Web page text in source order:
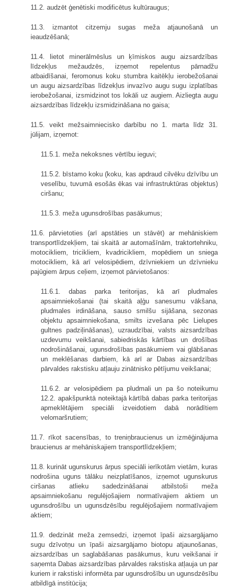
11.2. audzēt ģenētiski modificētus kultūraugus;
11.3. izmantot citzemju sugas meža atjaunošanā un
ieaudzēšanā;
11.4. lietot minerālmēslus un ķīmiskos augu aizsardzības
līdzekļus mežaudzēs, izņemot repelentus pārnadžu
atbaidīšanai, feromonus koku stumbra kaitēkļu ierobežošanai
un augu aizsardzības līdzekļus invazīvo augu sugu izplatības
ierobežošanai, izsmidzinot tos lokāli uz augiem. Aizliegta augu
aizsardzības līdzekļu izsmidzināšana no gaisa;
11.5. veikt mežsaimniecisko darbību no 1. marta līdz 31.
jūlijam, izņemot:
11.5.1. meža nekoksnes vērtību ieguvi;
11.5.2. bīstamo koku (koku, kas apdraud cilvēku dzīvību un
veselību, tuvumā esošās ēkas vai infrastruktūras objektus)
ciršanu;
11.5.3. meža ugunsdrošības pasākumus;
11.6. pārvietoties (arī apstāties un stāvēt) ar mehāniskiem
transportlīdzekļiem, tai skaitā ar automašīnām, traktortehniku,
motocikliem, tricikliem, kvadricikliem, mopēdiem un sniega
motocikliem, kā arī velosipēdiem, dzīvniekiem un dzīvnieku
pajūgiem ārpus ceļiem, izņemot pārvietošanos:
11.6.1. dabas parka teritorijas, kā arī pludmales
apsaimniekošanai (tai skaitā aļģu sanesumu vākšana,
pludmales irdināšana, sauso smilšu sijāšana, sezonas
objektu apsaimniekošana, smilts izvešana pēc Lielupes
gultnes padziļināšanas), uzraudzībai, valsts aizsardzības
uzdevumu veikšanai, sabiedriskās kārtības un drošības
nodrošināšanai, ugunsdrošības pasākumiem vai glābšanas
un meklēšanas darbiem, kā arī ar Dabas aizsardzības
pārvaldes rakstisku atļauju zinātnisko pētījumu veikšanai;
11.6.2. ar velosipēdiem pa pludmali un pa šo noteikumu
12.2. apakšpunktā noteiktajā kārtībā dabas parka teritorijas
apmeklētājiem speciāli izveidotiem dabā norādītiem
velomaršrutiem;
11.7. rīkot sacensības, to treniņbraucienus un izmēģinājuma
braucienus ar mehāniskajiem transportlīdzekļiem;
11.8. kurināt ugunskurus ārpus speciāli ierīkotām vietām, kuras
nodrošina uguns tālāku neizplatīšanos, izņemot ugunskurus
ciršanas atlieku sadedzināšanai atbilstoši meža
apsaimniekošanu regulējošajiem normatīvajiem aktiem un
ugunsdrošību un ugunsdzēsību regulējošajiem normatīvajiem
aktiem;
11.9. dedzināt meža zemsedzi, izņemot īpaši aizsargājamo
sugu dzīvotņu un īpaši aizsargājamo biotopu atjaunošanas,
aizsardzības un saglabāšanas pasākumus, kuru veikšanai ir
saņemta Dabas aizsardzības pārvaldes rakstiska atļauja un par
kuriem ir rakstiski informēta par ugunsdrošību un ugunsdzēsību
atbildīgā institūcija;